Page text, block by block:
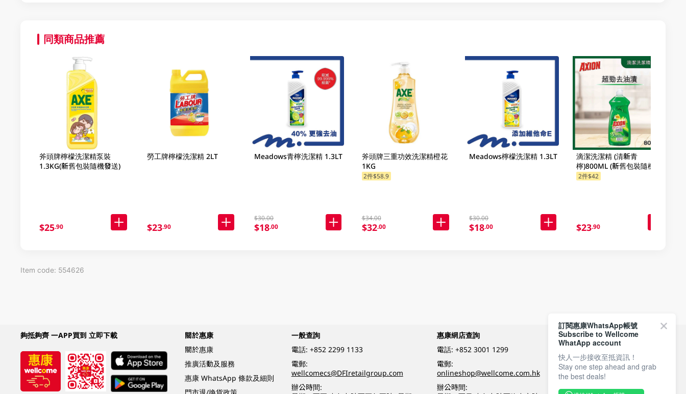
同類商品推薦
斧頭牌檸檬洗潔精泵裝
1.3KG(新舊包裝隨機發送)
$25.90
勞工牌檸檬洗潔精 2LT
$23.90
Meadows青檸洗潔精 1.3LT
$30.00
$18.00
斧頭牌三重功效洗潔精橙花
1KG
2件$58.9
$34.00
$32.00
Meadows檸檬洗潔精 1.3LT
$30.00
$18.00
滴潔洗潔精 (清新青
檸)800ML (新舊包裝隨機發
貨)
2件$42
$23.90
Item code: 554626
夠抵夠齊 一APP買到 立即下載
關於惠康
關於惠康
推廣活動及服務
惠康 WhatsApp 條款及細則
門市退/換貨政策
一般查詢
電話: +852 2299 1133
電郵:
wellcomecs@DFIretailgroup.com
辦公時間:
惠康網店查詢
電話: +852 3001 1299
電郵:
onlineshop@wellcome.com.hk
辦公時間:
付款方式
關注我們
訂閱惠康WhatsApp帳號
Subscribe to Wellcome
WhatApp account
快人一步接收至抵資訊！
Stay one step ahead and grab
the best deals!